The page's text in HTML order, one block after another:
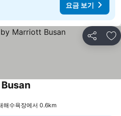
요금 보기
공유 즐
해수욕장에서 0.6km